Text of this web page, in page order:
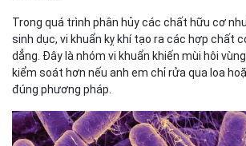
Trong quá trình phân hủy các chất hữu cơ
sinh dục, vi khuẩn kỵ khí tạo ra các hợp chất
dẳng. Đây là nhóm vi khuẩn khiến mùi hôi
kiểm soát hơn nếu anh em chỉ rửa qua loa
đúng phương pháp.